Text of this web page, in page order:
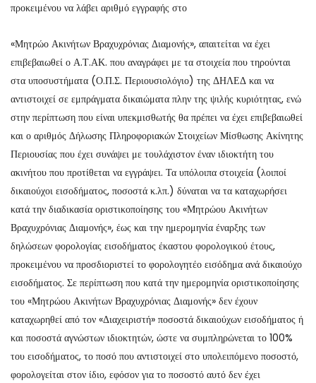
προκειμένου να λάβει αριθμό εγγραφής στο
«Μητρώο Ακινήτων Βραχυχρόνιας Διαμονής», απαιτείται να έχει
επιβεβαιωθεί ο Α.Τ.ΑΚ. που αναγράφει με τα στοιχεία που τηρούνται
στα υποσυστήματα (Ο.Π.Σ. Περιουσιολόγιο) της ΔΗΛΕΔ και να
αντιστοιχεί σε εμπράγματα δικαιώματα πλην της ψιλής κυριότητας, ενώ
στην περίπτωση που είναι υπεκμισθωτής θα πρέπει να έχει επιβεβαιωθεί
και ο αριθμός Δήλωσης Πληροφοριακών Στοιχείων Μίσθωσης Ακίνητης
Περιουσίας που έχει συνάψει με τουλάχιστον έναν ιδιοκτήτη του
ακινήτου που προτίθεται να εγγράψει. Τα υπόλοιπα στοιχεία (λοιποί
δικαιούχοι εισοδήματος, ποσοστά κ.λπ.) δύναται να τα καταχωρήσει
κατά την διαδικασία οριστικοποίησης του «Μητρώου Ακινήτων
Βραχυχρόνιας Διαμονής», έως και την ημερομηνία έναρξης των
δηλώσεων φορολογίας εισοδήματος έκαστου φορολογικού έτους,
προκειμένου να προσδιοριστεί το φορολογητέο εισόδημα ανά δικαιούχο
εισοδήματος. Σε περίπτωση που κατά την ημερομηνία οριστικοποίησης
του «Μητρώου Ακινήτων Βραχυχρόνιας Διαμονής» δεν έχουν
καταχωρηθεί από τον «Διαχειριστή» ποσοστά δικαιούχων εισοδήματος ή
και ποσοστά αγνώστων ιδιοκτητών, ώστε να συμπληρώνεται το 100%
του εισοδήματος, το ποσό που αντιστοιχεί στο υπολειπόμενο ποσοστό,
φορολογείται στον ίδιο, εφόσον για το ποσοστό αυτό δεν έχει